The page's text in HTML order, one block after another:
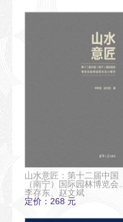
山水意匠：第十二届中国
（南宁）国际园林博览会园
博园规划设计解析
李存东、赵文斌
定价：268 元